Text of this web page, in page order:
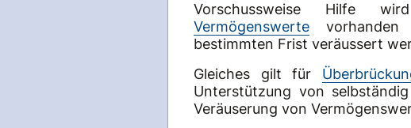
Vorschussweise Hilfe
Vermögenswerte
bestimmten Frist veräussert
Gleiches gilt für
Unterstützung von
Veräuserung von